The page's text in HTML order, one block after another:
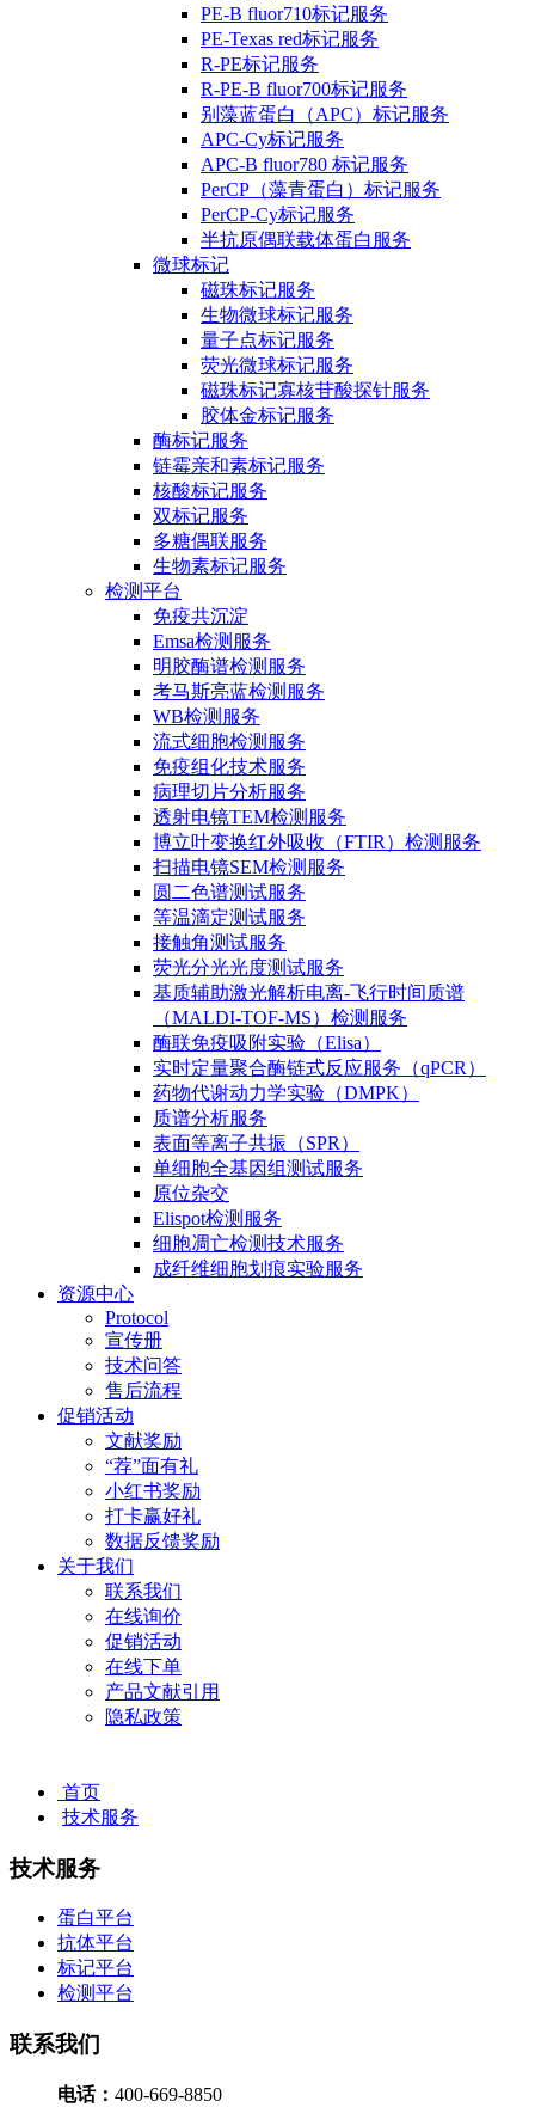
PE-B fluor710标记服务
PE-Texas red标记服务
R-PE标记服务
R-PE-B fluor700标记服务
别藻蓝蛋白（APC）标记服务
APC-Cy标记服务
APC-B fluor780 标记服务
PerCP（藻青蛋白）标记服务
PerCP-Cy标记服务
半抗原偶联载体蛋白服务
微球标记
磁珠标记服务
生物微球标记服务
量子点标记服务
荧光微球标记服务
磁珠标记寡核苷酸探针服务
胶体金标记服务
酶标记服务
链霉亲和素标记服务
核酸标记服务
双标记服务
多糖偶联服务
生物素标记服务
检测平台
免疫共沉淀
Emsa检测服务
明胶酶谱检测服务
考马斯亮蓝检测服务
WB检测服务
流式细胞检测服务
免疫组化技术服务
病理切片分析服务
透射电镜TEM检测服务
博立叶变换红外吸收（FTIR）检测服务
扫描电镜SEM检测服务
圆二色谱测试服务
等温滴定测试服务
接触角测试服务
荧光分光光度测试服务
基质辅助激光解析电离-飞行时间质谱
（MALDI-TOF-MS）检测服务
酶联免疫吸附实验（Elisa）
实时定量聚合酶链式反应服务（qPCR）
药物代谢动力学实验（DMPK）
质谱分析服务
表面等离子共振（SPR）
单细胞全基因组测试服务
原位杂交
Elispot检测服务
细胞凋亡检测技术服务
成纤维细胞划痕实验服务
资源中心
Protocol
宣传册
技术问答
售后流程
促销活动
文献奖励
“荐”面有礼
小红书奖励
打卡赢好礼
数据反馈奖励
关于我们
联系我们
在线询价
促销活动
在线下单
产品文献引用
隐私政策
首页
技术服务
技术服务
蛋白平台
抗体平台
标记平台
检测平台
联系我们
电话： 400-669-8850